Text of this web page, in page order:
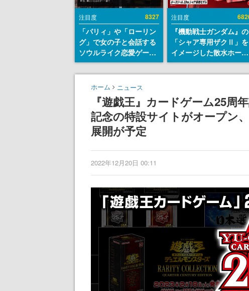
注目度 8327
「パリィ」や「ローリン
グ」で女の子と会話する
ソウルライク恋愛ゲーム
『小早川さんはソウルラ
イク』無料公開。返事に
失敗すると「YOU
DIED」
注目度
『機動戦士ガンダム』の
「シャア専用ザクⅡ」を
イメージした散水ホース
リールが予約開始。本体
にはシャアのパーソナル
エンブレム、型式番号な
どを配置
ホーム ニュース
『遊戯王』カードゲーム25周
記念の特設サイトがオープン
展開が予定
2022年12月20日 00:11